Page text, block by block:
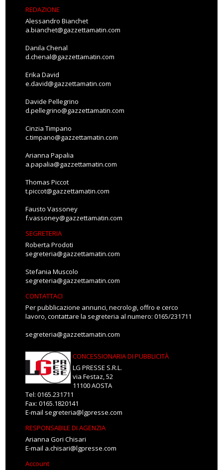
REDAZIONE
Alessandro Bianchet
a.bianchet@gazzettamatin.com
Danila Chenal
d.chenal@gazzettamatin.com
Erika David
e.david@gazzettamatin.com
Davide Pellegrino
d.pellegrino@gazzettamatin.com
Cinzia Timpano
c.timpano@gazzettamatin.com
Arianna Papalia
a.papalia@gazzettamatin.com
Thomas Piccot
t.piccot@gazzettamatin.com
Fausto Vassoney
f.vassoney@gazzettamatin.com
SEGRETERIA
Roberta Prodoti
segreteria@gazzettamatin.com
Stefania Muscolo
segreteria@gazzettamatin.com
CONTATTACI
Per pubblicazione annunci, necrologi, offro e cerco
lavoro, contattare la segreteria al numero: 0165/231711
segreteria@gazzettamatin.com
CONCESSIONARIA DI PUBBLICITÀ
LG PRESSE S.R.L.
via Festaz, 52
11100 AOSTA
Tel: 0165.231711
Fax: 0165.1820141
E-mail segreteria@lgpresse.com
RESPONSABILE DI AGENZIA
Arianna Gori Chisari
E-mail a.chisari@lgpresse.com
Account